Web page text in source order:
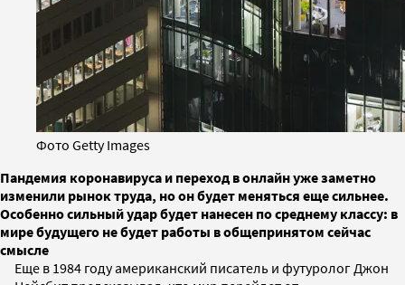
Фото Getty Images
Пандемия коронавируса и переход в онлайн уже заметно
изменили рынок труда, но он будет меняться еще сильнее.
Особенно сильный удар будет нанесен по среднему классу: в
мире будущего не будет работы в общепринятом сейчас
смысле
Еще в 1984 году американский писатель и футуролог Джон